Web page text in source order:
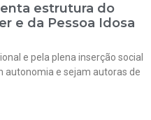
estrutura do
e da Pessoa Idosa
e pela plena inserção social
autonomia e sejam autoras de